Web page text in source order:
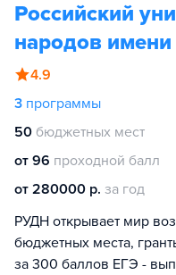
Российский
народов
4.9
3 программы
50 бюджетных мест
от 96 проходной балл
от 280000 р. за год
РУДН открывает мир
бюджетных места,
за 300 баллов ЕГЭ -